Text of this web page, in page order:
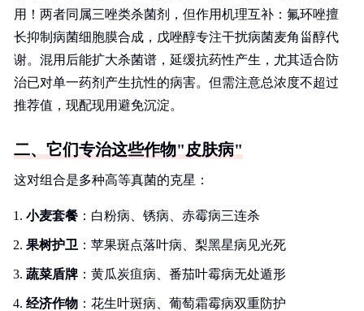
用！两者同属三唑类杀菌剂，但作用机理互补：氟环唑擅
长抑制病菌细胞膜合成，戊唑醇专注干扰病菌麦角甾醇代
谢。混用后能扩大杀菌谱，延缓抗药性产生，尤其适合防
治已对单一药剂产生抗性的病害。但需注意总浓度不超过
推荐值，现配现用避免沉淀。
二、它们专治这些作物"皮肤病"
这对组合是多种高等真菌的克星：
小麦套餐 ：白粉病、锈病、赤霉病三连杀
果树护卫 ：苹果斑点落叶病、梨黑星病见光死
蔬菜盾牌 ：黄瓜炭疽病、番茄叶霉病无处遁形
经济作物 ：花生叶斑病、葡萄霜霉病双重防护